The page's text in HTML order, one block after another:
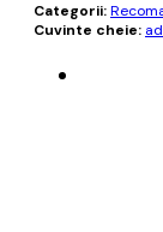
Categorii:
Cuvinte cheie: